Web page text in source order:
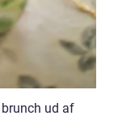
ud af